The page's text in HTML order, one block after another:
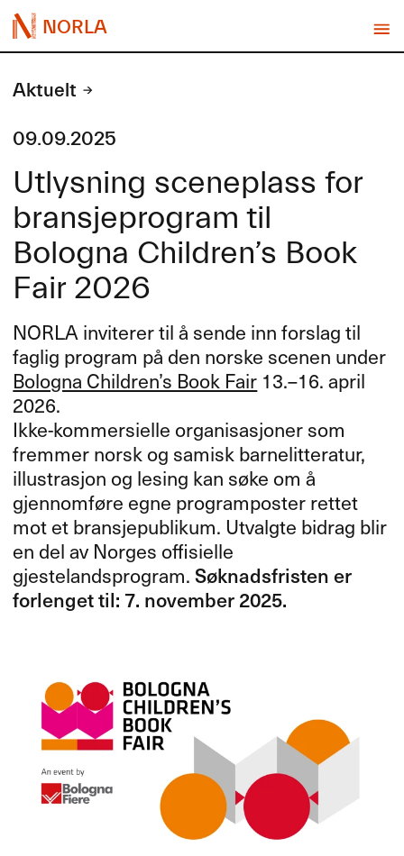
NORLA
Aktuelt
09.09.2025
Utlysning sceneplass for
bransjeprogram til
Bologna Children’s Book
Fair 2026
NORLAinviterer til å sende inn forslag til
faglig program på den norske scenen under
Bologna Children’s Book Fair 13.–16. april
2026.
Ikke-kommersielle organisasjoner som
fremmer norsk og samisk barnelitteratur,
illustrasjon og lesing kan søke om å
gjennomføre egne programposter rettet
mot et bransjepublikum. Utvalgte bidrag blir
en del av Norges offisielle
gjestelandsprogram.Søknadsfristen er
forlenget til: 7. november 2025.